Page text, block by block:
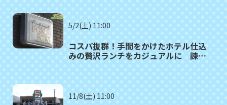
5/2(土) 11:00
コスパ抜群！手間をかけたホテル仕込
みの贅沢ランチをカジュアルに 諫早
11/8(土) 11:00